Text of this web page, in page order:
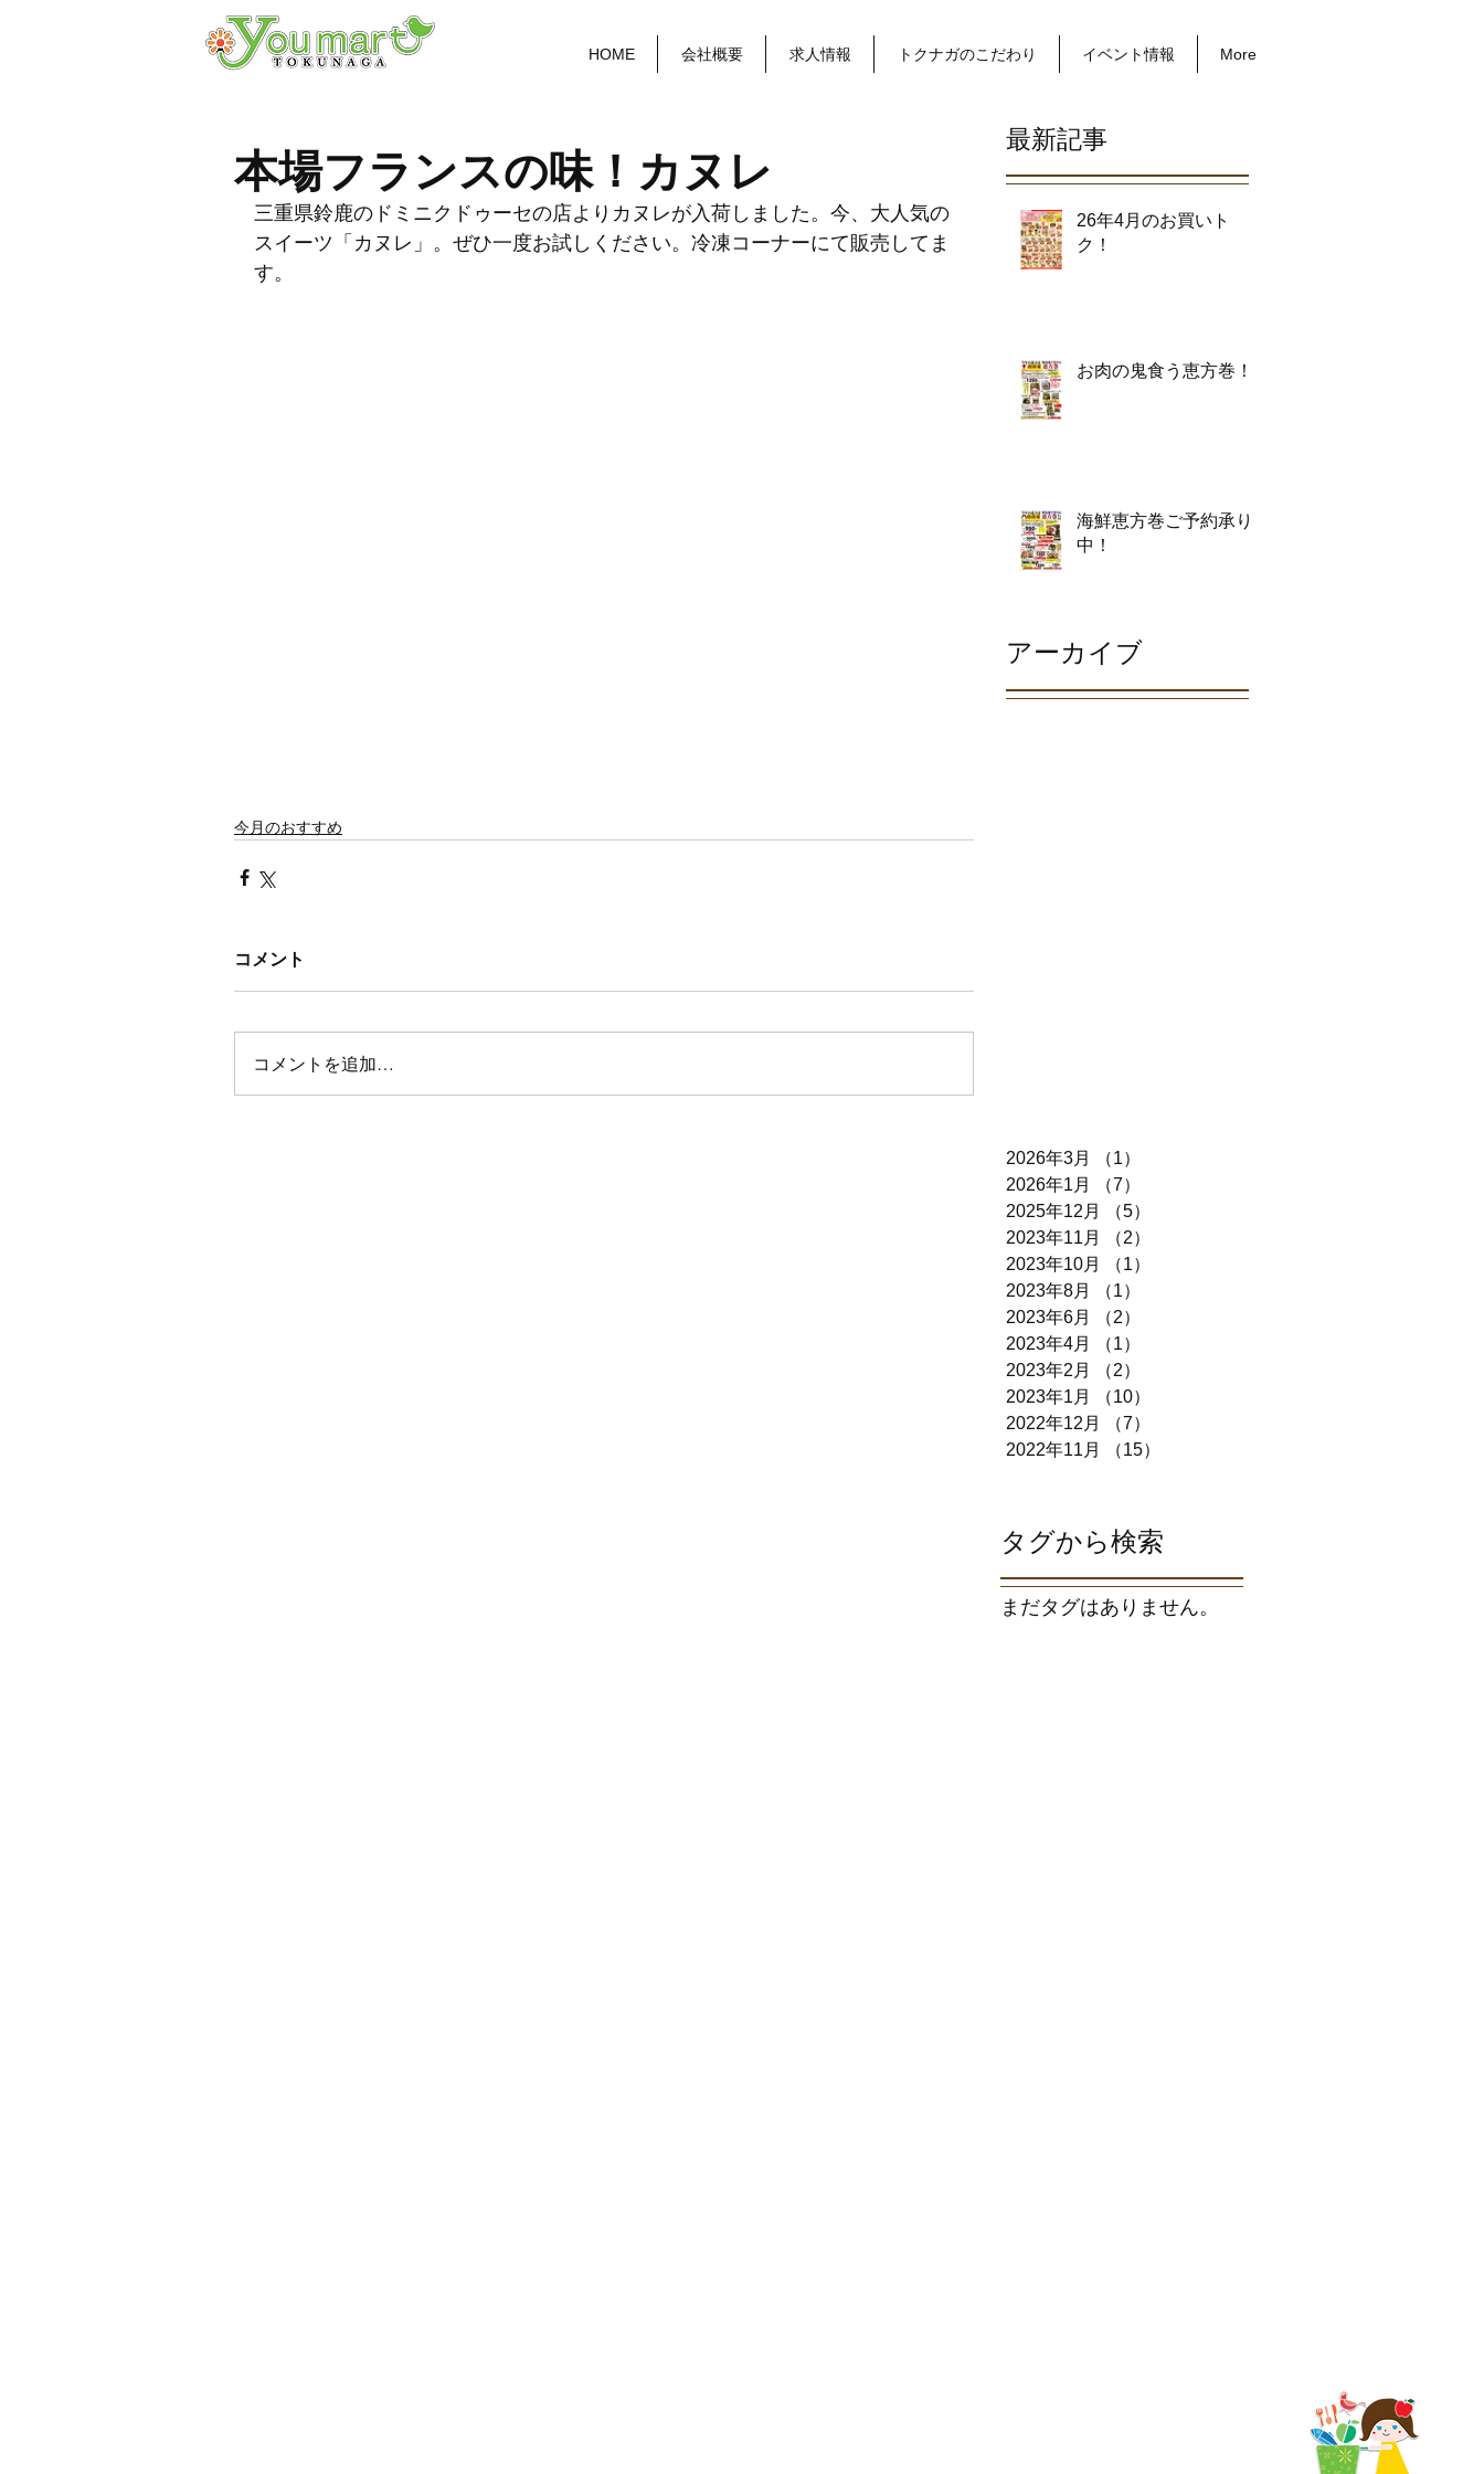
HOME 会社概要 求人情報 トクナガのこだわり イベント情報 More
本場フランスの味！カヌレ
三重県鈴鹿のドミニクドゥーセの店よりカヌレが入荷しました。今、大人気の
スイーツ「カヌレ」。ぜひ一度お試しください。冷凍コーナーにて販売してま
す。
今月のおすすめ
コメント
コメントを追加…
最新記事
26年4月のお買いト
ク！
お肉の鬼食う恵方巻！
海鮮恵方巻ご予約承り
中！
アーカイブ
2026年3月 （1）
2026年1月
（7）
2025年12月
（5）
2023年11月
（2）
2023年10月
（1）
2023年8月
（1）
2023年6月
（2）
2023年4月
（1）
2023年2月
（2）
2023年1月
（10）
2022年12月
（7）
2022年11月
（15）
タグから検索
まだタグはありません。